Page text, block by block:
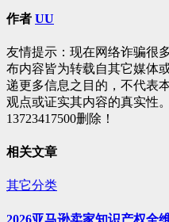
作者 UU
友情提示：现在网络诈骗很
布内容皆为转载自其它媒体
递更多信息之目的，不代表
观点或证实其内容的真实性
13723417500删除！
相关文章
其它分类
2026亚马逊卖家知识产权全